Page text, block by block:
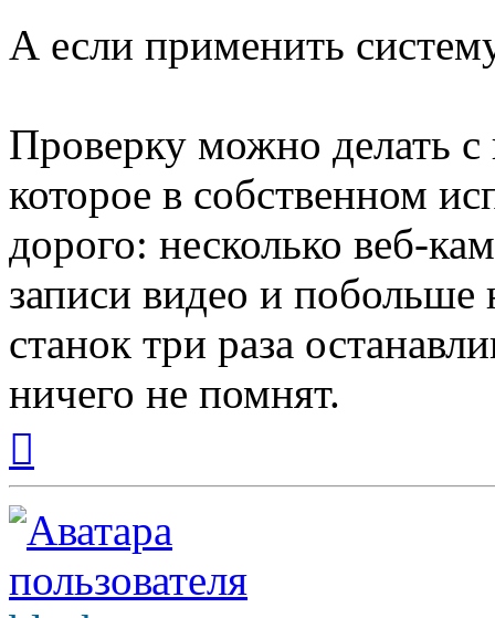
А если применить
Проверку можно делать
которое в собственном
дорого: несколько веб-
записи видео и побольше
станок три раза
ничего не помнят.
началу